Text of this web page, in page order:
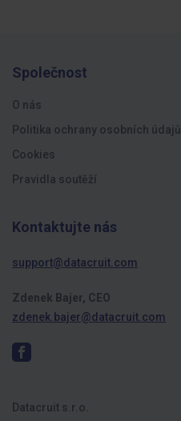
Společnost
O nás
Politika ochrany osobních údajů
Cookies
Pravidla soutěží
Kontaktujte nás
support@datacruit.com
Zdenek Bajer, CEO
zdenek.bajer@datacruit.com
Datacruit s.r.o.